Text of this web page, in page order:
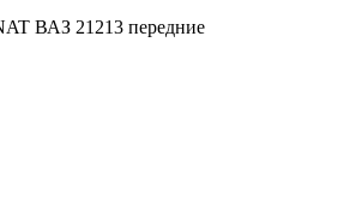
ВАЗ 21213 передние